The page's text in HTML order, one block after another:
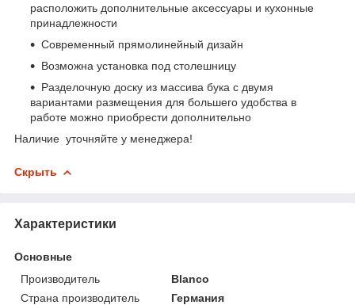
расположить дополнительные аксессуары и кухонные
принадлежности
Современный прямолинейный дизайн
Возможна установка под столешницу
Разделочную доску из массива бука с двумя
вариантами размещения для большего удобства в
работе можно приобрести дополнительно
Наличие уточняйте у менеджера!
Скрыть
Характеристики
Основные
Производитель
Blanco
Страна производитель
Германия